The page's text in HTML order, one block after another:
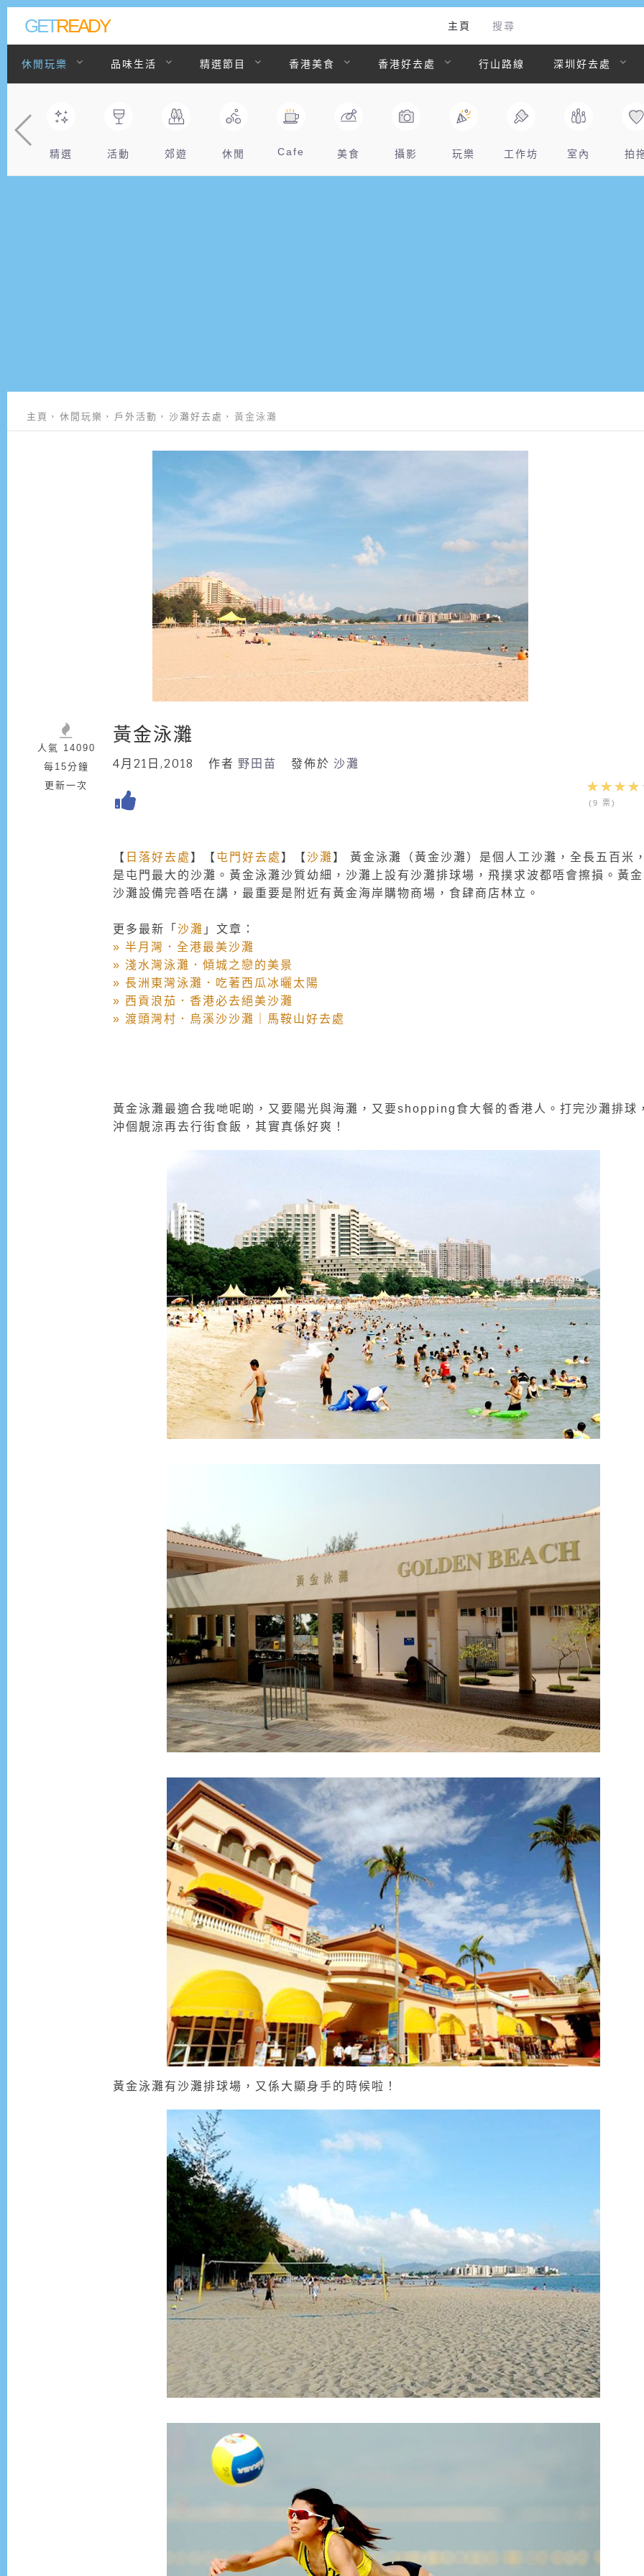
GETREADY 主頁 搜尋
休閒玩樂 品味生活 精選節目 香港美食 香港好去處 行山路線 深圳好去處
精選 活動 郊遊 休閒 Cafe 美食 攝影 玩樂 工作坊 室內 拍
主頁 休閒玩樂 戶外活動 沙灘好去處 黃金泳灘
黃金泳灘
4月21日,2018 作者 野田苗 發佈於 沙灘
(9 票)
【 日落好去處 】【 屯門好去處 】【沙灘】 黃金泳灘（黃金沙灘）是個人工沙灘，全長五百米
是屯門最大的沙灘。黃金泳灘沙質幼細，沙灘上設有沙灘排球場，飛撲求波都唔會擦損。黃金
沙灘設備完善唔在講，最重要是附近有黃金海岸購物商場，食肆商店林立。
更多最新「 沙灘 」文章：
» 半月灣．全港最美沙灘
» 淺水灣泳灘．傾城之戀的美景
» 長洲東灣泳灘．吃著西瓜冰曬太陽
» 西貢浪茄．香港必去絕美沙灘
» 渡頭灣村．烏溪沙沙灘｜馬鞍山好去處
黃金泳灘最適合我哋呢啲，又要陽光與海灘，又要shopping食大餐的香港人。打完沙灘排球
沖個靚涼再去行街食飯，其實真係好爽！
黃金泳灘有沙灘排球場，又係大顯身手的時候啦！
人氣 14090
每15分鐘
更新一次